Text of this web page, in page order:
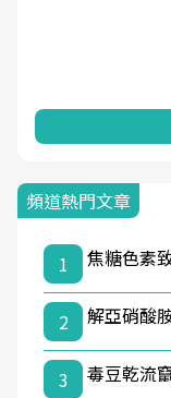
頻道熱門文章
1 焦糖色素
2 解亞硝酸
3 毒豆乾流